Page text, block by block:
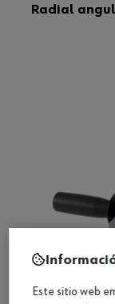
Radial
Este sitio web